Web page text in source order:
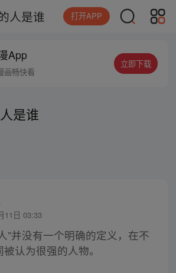
人是谁 打开APP
App
画畅快看
立即下载
是谁
11日 03:33
”并没有一个明确的定义，在不
认为很强的人物。